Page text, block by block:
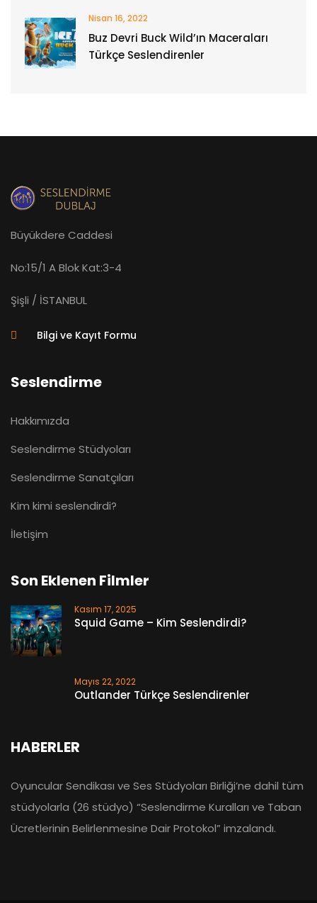
Nisan 16, 2022
Buz Devri Buck Wild’ın Maceraları
Türkçe Seslendirenler
Büyükdere Caddesi
No:15/1 A Blok Kat:3-4
Şişli / İSTANBUL
Bilgi ve Kayıt Formu
Seslendirme
Hakkımızda
Seslendirme Stüdyoları
Seslendirme Sanatçıları
Kim kimi seslendirdi?
İletişim
Son Eklenen Filmler
Kasım 17, 2025
Squid Game – Kim Seslendirdi?
Mayıs 22, 2022
Outlander Türkçe Seslendirenler
HABERLER
Oyuncular Sendikası ve Ses Stüdyoları Birliği’ne dahil tüm
stüdyolarla (26 stüdyo) “Seslendirme Kuralları ve Taban
Ücretlerinin Belirlenmesine Dair Protokol” imzalandı.